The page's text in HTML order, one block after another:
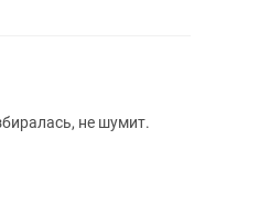
не шумит.